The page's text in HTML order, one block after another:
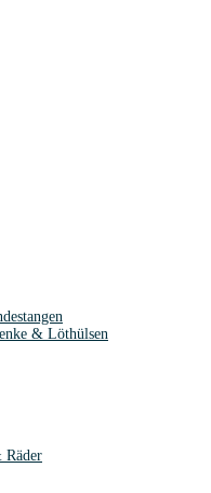
& Löthülsen
Räder